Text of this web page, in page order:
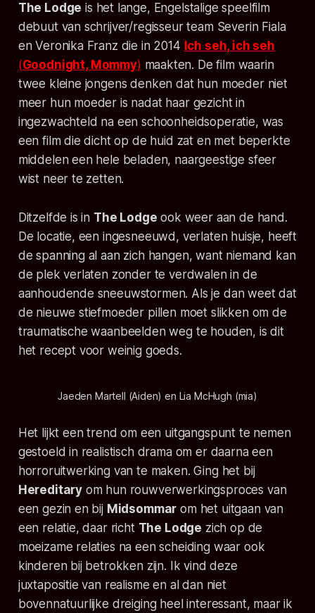
The Lodge is het lange, Engelstalige speelfilm
debuut van schrijver/regisseur team Severin Fiala
en Veronika Franz die in 2014 Ich seh, ich seh
(Goodnight, Mommy) maakten. De film waarin
twee kleine jongens denken dat hun moeder niet
meer hun moeder is nadat haar gezicht in
ingezwachteld na een schoonheidsoperatie, was
een film die dicht op de huid zat en met beperkte
middelen een hele beladen, naargeestige sfeer
wist neer te zetten.
Ditzelfde is in The Lodge ook weer aan de hand.
De locatie, een ingesneeuwd, verlaten huisje, heeft
de spanning al aan zich hangen, want niemand kan
de plek verlaten zonder te verdwalen in de
aanhoudende sneeuwstormen. Als je dan weet dat
de nieuwe stiefmoeder pillen moet slikken om de
traumatische waanbeelden weg te houden, is dit
het recept voor weinig goeds.
Jaeden Martell (Aiden) en Lia McHugh (mia)
Het lijkt een trend om een uitgangspunt te nemen
gestoeld in realistisch drama om er daarna een
horroruitwerking van te maken. Ging het bij
Hereditary om hun rouwverwerkingsproces van
een gezin en bij Midsommar om het uitgaan van
een relatie, daar richt The Lodge zich op de
moeizame relaties na een scheiding waar ook
kinderen bij betrokken zijn. Ik vind deze
juxtapositie van realisme en al dan niet
bovennatuurlijke dreiging heel interessant, maar ik